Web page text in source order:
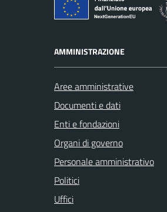
AMMINISTRAZIONE
Aree amministrative
Documenti e dati
Enti e fondazioni
Organi di governo
Personale amministrativo
Politici
Uffici